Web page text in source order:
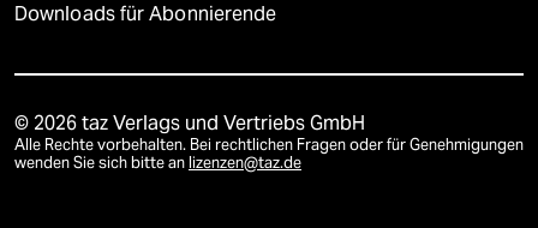
Downloads für Abonnierende
© 2026 taz Verlags und Vertriebs GmbH
Alle Rechte vorbehalten. Bei rechtlichen Fragen oder für Genehmigungen
wenden Sie sich bitte an lizenzen@taz.de